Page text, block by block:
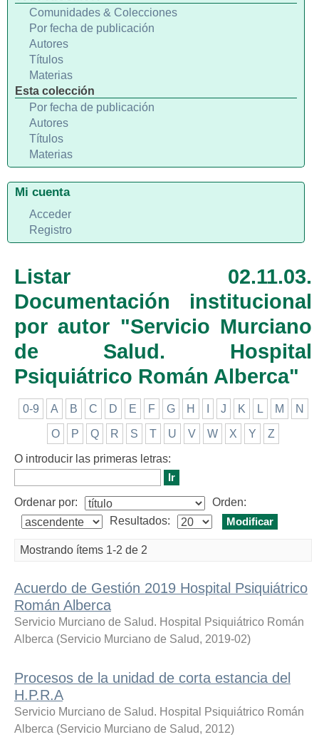
Listar 02.11.03.
Documentación institucional
por autor "Servicio Murciano
de Salud. Hospital
Psiquiátrico Román Alberca"
0-9 A B C D E F G H J K L M N
O P Q R S T U V W X Y Z
O introducir las primeras letras:
Ordenar por:
Orden:
Resultados:
Mostrando ítems 1-2 de 2
Acuerdo de Gestión 2019 Hospital Psiquiátrico
Román Alberca
Servicio Murciano de Salud. Hospital Psiquiátrico Román
Alberca (Servicio Murciano de Salud, 2019-02)
Procesos de la unidad de corta estancia del
H.P.R.A
Servicio Murciano de Salud. Hospital Psiquiátrico Román
Alberca (Servicio Murciano de Salud, 2012)
Comunidades & Colecciones
Por fecha de publicación
Autores
Títulos
Materias
Esta colección
Por fecha de publicación
Autores
Títulos
Materias
Mi cuenta
Acceder
Registro